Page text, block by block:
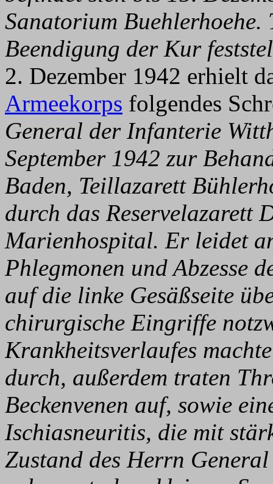
Sanatorium
Beendigung der Kur
2. Dezember 1942 erhielt
Armeekorps folgendes
General der Infanterie
September 1942 zur
Baden, Teillazarett
durch das Reservelazarett
Marienhospital. Er leidet
Phlegmonen und Abzesse
auf die linke Gesäßseite
chirurgische Eingriffe
Krankheitsverlaufes
durch, außerdem traten
Beckenvenen auf, sowie
Ischiasneuritis, die mit
Zustand des Herrn